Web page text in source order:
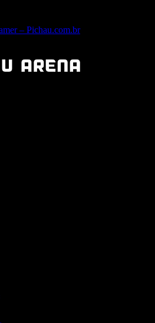
– Pichau.com.br